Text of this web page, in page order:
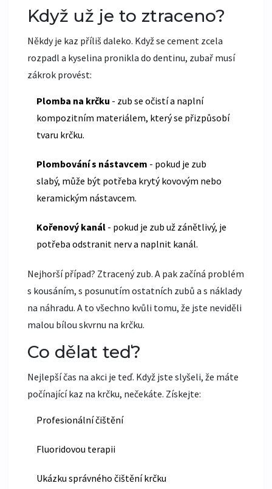
Když už je to ztraceno?
Někdy je kaz příliš daleko. Když se cement zcela
rozpadl a kyselina pronikla do dentinu, zubař musí
zákrok provést:
Plomba na krčku - zub se očistí a naplní
kompozitním materiálem, který se přizpůsobí
tvaru krčku.
Plombování s nástavcem - pokud je zub
slabý, může být potřeba krytý kovovým nebo
keramickým nástavcem.
Kořenový kanál - pokud je zub už zánětlivý, je
potřeba odstranit nerv a naplnit kanál.
Nejhorší případ? Ztracený zub. A pak začíná problém
s kousáním, s posunutím ostatních zubů a s náklady
na náhradu. A to všechno kvůli tomu, že jste neviděli
malou bílou skvrnu na krčku.
Co dělat teď?
Nejlepší čas na akci je teď. Když jste slyšeli, že máte
počínající kaz na krčku, nečekáte. Získejte:
Profesionální čištění
Fluoridovou terapii
Ukázku správného čištění krčku